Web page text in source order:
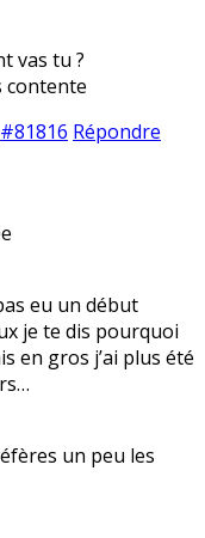
vas tu ?
contente
#81816 Répondre
eu un début
je te dis pourquoi
en gros j’ai plus été
un peu les